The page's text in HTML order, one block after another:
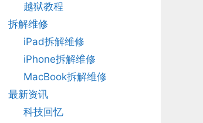
越狱教程
拆解维修
iPad拆解维修
iPhone拆解维修
MacBook拆解维修
最新资讯
科技回忆